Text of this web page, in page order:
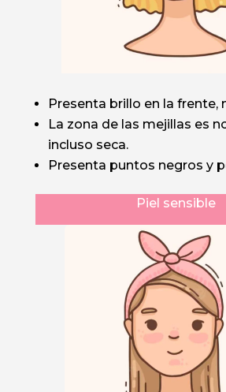
Presenta brillo en la frente,
La zona de las mejillas es
incluso seca.
Presenta puntos negros y
Piel sensible